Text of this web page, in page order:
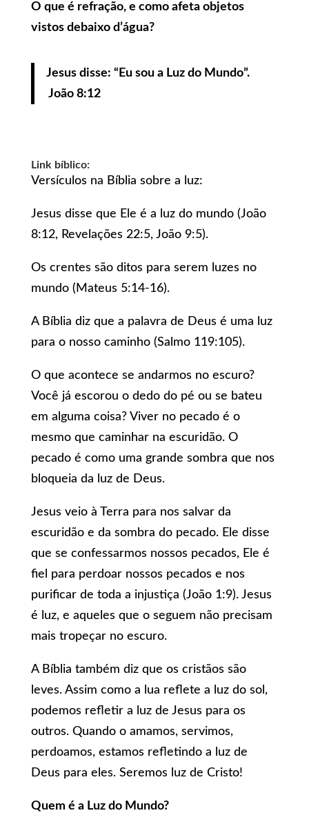
O que é refração, e como afeta objetos
vistos debaixo d’água?
Jesus disse: “Eu sou a Luz do Mundo”.
João 8:12
Link bíblico:
Versículos na Bíblia sobre a luz:
Jesus disse que Ele é a luz do mundo (João
8:12, Revelações 22:5, João 9:5).
Os crentes são ditos para serem luzes no
mundo (Mateus 5:14-16).
A Bíblia diz que a palavra de Deus é uma luz
para o nosso caminho (Salmo 119:105).
O que acontece se andarmos no escuro?
Você já escorou o dedo do pé ou se bateu
em alguma coisa? Viver no pecado é o
mesmo que caminhar na escuridão. O
pecado é como uma grande sombra que nos
bloqueia da luz de Deus.
Jesus veio à Terra para nos salvar da
escuridão e da sombra do pecado. Ele disse
que se confessarmos nossos pecados, Ele é
fiel para perdoar nossos pecados e nos
purificar de toda a injustiça (João 1:9). Jesus
é luz, e aqueles que o seguem não precisam
mais tropeçar no escuro.
A Bíblia também diz que os cristãos são
leves. Assim como a lua reflete a luz do sol,
podemos refletir a luz de Jesus para os
outros. Quando o amamos, servimos,
perdoamos, estamos refletindo a luz de
Deus para eles. Seremos luz de Cristo!
Quem é a Luz do Mundo?